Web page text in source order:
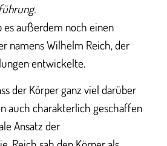
es außerdem noch einen
namens Wilhelm Reich, der
entwickelte.
der Körper ganz viel darüber
auch charakterlich geschaffen
Ansatz der